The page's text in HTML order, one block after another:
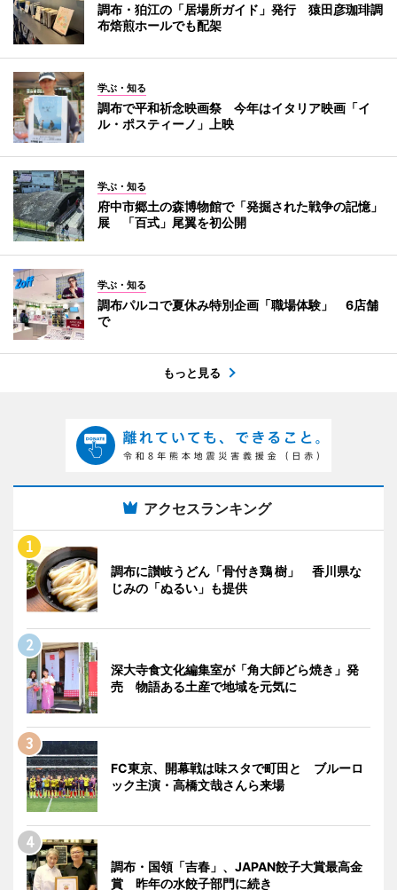
調布・狛江の「居場所ガイド」発行 猿田彦珈琲調
布焙煎ホールでも配架
学ぶ・知る
調布で平和祈念映画祭 今年はイタリア映画「イ
ル・ポスティーノ」上映
学ぶ・知る
府中市郷土の森博物館で「発掘された戦争の記憶」
展 「百式」尾翼を初公開
学ぶ・知る
調布パルコで夏休み特別企画「職場体験」 6店舗
で
もっと見る
アクセスランキング
調布に讃岐うどん「骨付き鶏 樹」 香川県な
じみの「ぬるい」も提供
深大寺食文化編集室が「角大師どら焼き」発
売 物語ある土産で地域を元気に
FC東京、開幕戦は味スタで町田と ブルーロ
ック主演・高橋文哉さんら来場
調布・国領「吉春」、JAPAN餃子大賞最高金
賞 昨年の水餃子部門に続き